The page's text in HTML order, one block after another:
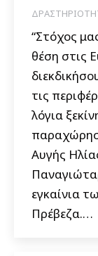
“Στόχος
θέση στις
τις
λόγια
Αυγής
εγκαίνια
Πρέβεζα.…